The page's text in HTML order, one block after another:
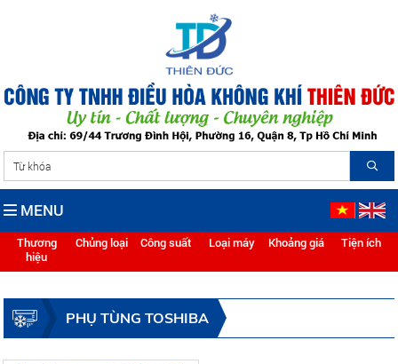
MENU
Thương
hiệu
Chủng loại Công suất Loại máy Khoảng giá Tiện ích
PHỤ TÙNG TOSHIBA